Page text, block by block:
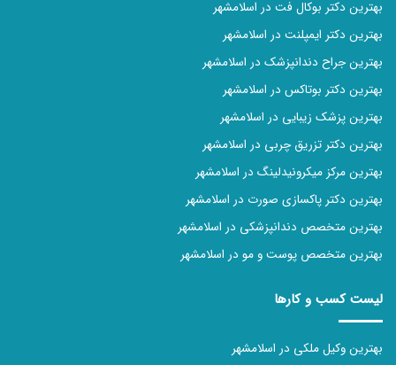
بهترین دکتر بوکال فت در اسلامشهر
بهترین دکتر ایمپلنت در اسلامشهر
بهترین جراح دندانپزشک در اسلامشهر
بهترین دکتر بوتاکس در اسلامشهر
بهترین پزشک زیبایی در اسلامشهر
بهترین دکتر تزریق چربی در اسلامشهر
بهترین مرکز میکرونیدلینگ در اسلامشهر
بهترین دکتر پاکسازی صورت در اسلامشهر
بهترین متخصص دندانپزشکی در اسلامشهر
بهترین متخصص پوست و مو در اسلامشهر
لیست کسب و کارها
بهترین وکیل ملکی در اسلامشهر